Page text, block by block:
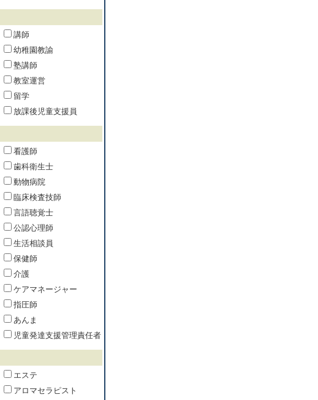
講師
幼稚園教諭
塾講師
教室運営
留学
放課後児童支援員
看護師
歯科衛生士
動物病院
臨床検査技師
言語聴覚士
公認心理師
生活相談員
保健師
介護
ケアマネージャー
指圧師
あんま
児童発達支援管理責任者
エステ
アロマセラピスト